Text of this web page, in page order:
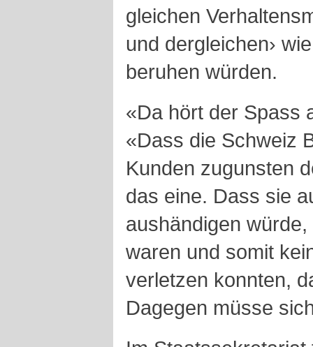
gleichen
und dergleichen›
beruhen würden.
«Da hört der Spass
«Dass die Schweiz
Kunden zugunsten
das eine. Dass sie
aushändigen
waren und somit
verletzen konnten,
Dagegen müsse